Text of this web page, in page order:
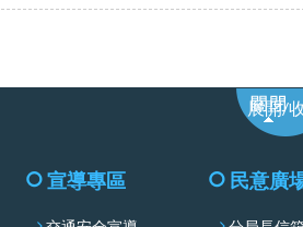
展開/
宣導專區 民意廣